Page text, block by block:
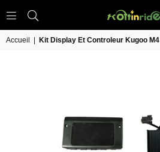
IN
Accueil Kit Display Et Controleur Kugoo M4